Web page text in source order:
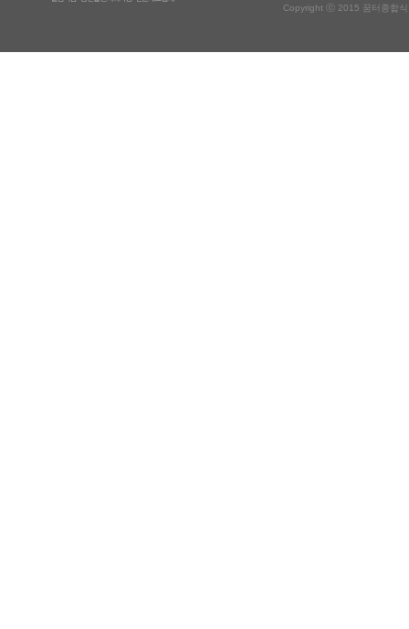
Copyright ⓒ 2015 꿈터종합